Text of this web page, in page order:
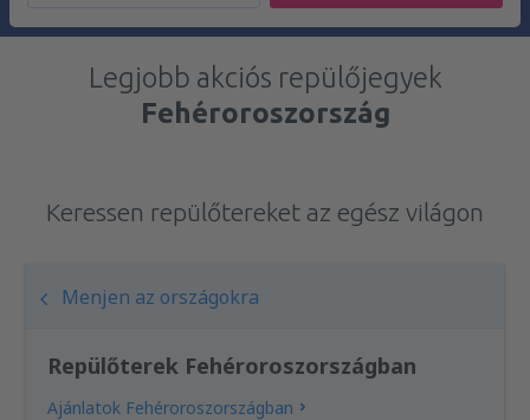
Legjobb akciós repülőjegyek
Fehéroroszország
Keressen repülőtereket az egész világon
Menjen az országokra
Repülőterek Fehéroroszországban
Ajánlatok Fehéroroszországban